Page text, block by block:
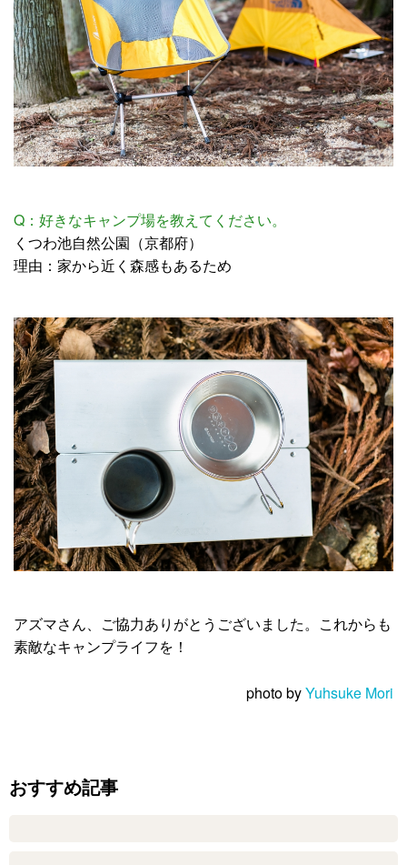
Q：好きなキャンプ場を教えてください。
くつわ池自然公園（京都府）
理由：家から近く森感もあるため
アズマさん、ご協力ありがとうございました。これからも
素敵なキャンプライフを！
photo byYuhsuke Mori
おすすめ記事